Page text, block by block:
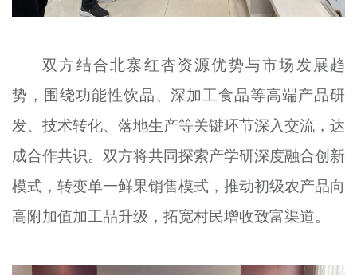
双方结合北寨红杏资源优势与市场发展趋
势，围绕功能性饮品、深加工食品等高端产品研
发、技术转化、落地生产等关键环节深入交流，达
成合作共识。双方将共同探索产学研深度融合创新
模式，转变单一鲜果销售模式，推动初级农产品向
高附加值加工品升级，拓宽村民增收致富渠道。